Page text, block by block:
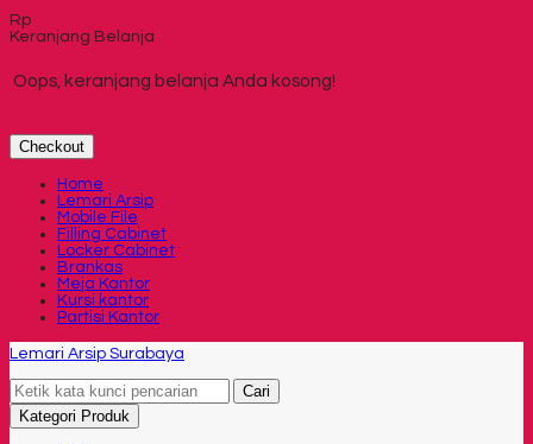
Rp
Keranjang Belanja
Oops, keranjang belanja Anda kosong!
Checkout
Home
Lemari Arsip
Mobile File
Filling Cabinet
Locker Cabinet
Brankas
Meja Kantor
Kursi kantor
Partisi Kantor
Lemari Arsip Surabaya
Cari
Kategori Produk